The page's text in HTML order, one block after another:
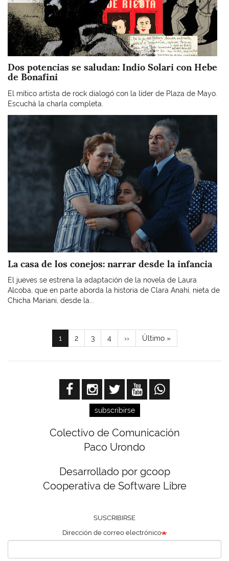
Dos potencias se saludan: Indio Solari con Hebe
de Bonafini
El mítico artista de rock dialogó con la líder de Plaza de Mayo.
Escuchá la charla completa.
La casa de los conejos: narrar desde la infancia
El jueves se estrena la adaptación de la novela de Laura
Alcoba, que en parte aborda la historia de Clara Anahí, nieta de
Chicha Mariani, desde la...
Paginación
Página
actual
1 Page
2 Page
3 Page
4
Siguiente
página
››
Última
página
Último »
subscribirse
Colectivo de Comunicación
Paco Urondo
Desarrollado por gcoop
Cooperativa de Software Libre
SUSCRIBIRSE
Dirección de correo electrónico